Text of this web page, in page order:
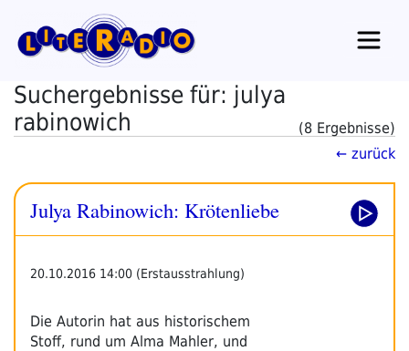
Inhalt
springen
Suchergebnisse für: julya
rabinowich
(8 Ergebnisse)
← zurück
Julya Rabinowich: Krötenliebe
20.10.2016 14:00 (Erstausstrahlung)
Die Autorin hat aus historischem
Stoff, rund um Alma Mahler, und